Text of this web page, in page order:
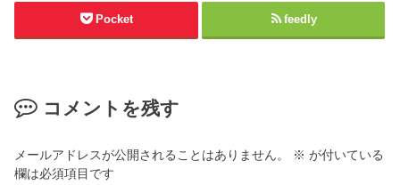
Pocket feedly
コメントを残す
メールアドレスが公開されることはありません。 ※ が付いている
欄は必須項目です